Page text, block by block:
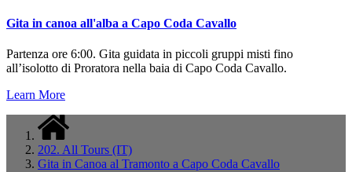
Gita in canoa all'alba a Capo Coda Cavallo
Partenza ore 6:00. Gita guidata in piccoli gruppi misti fino
all’isolotto di Proratora nella baia di Capo Coda Cavallo.
Learn More
202. All Tours (IT)
Gita in Canoa al Tramonto a Capo Coda Cavallo